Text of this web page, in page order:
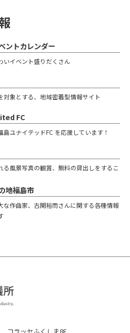
ントカレンダー
いイベント盛りだくさん
対象とする、地域密着型情報サイト
FC
ユナイテッドFC を応援しています！
る風景写真の観賞、無料の貸出しをするこ
地福島市
な作曲家、古関裕而さんに関する各種情報